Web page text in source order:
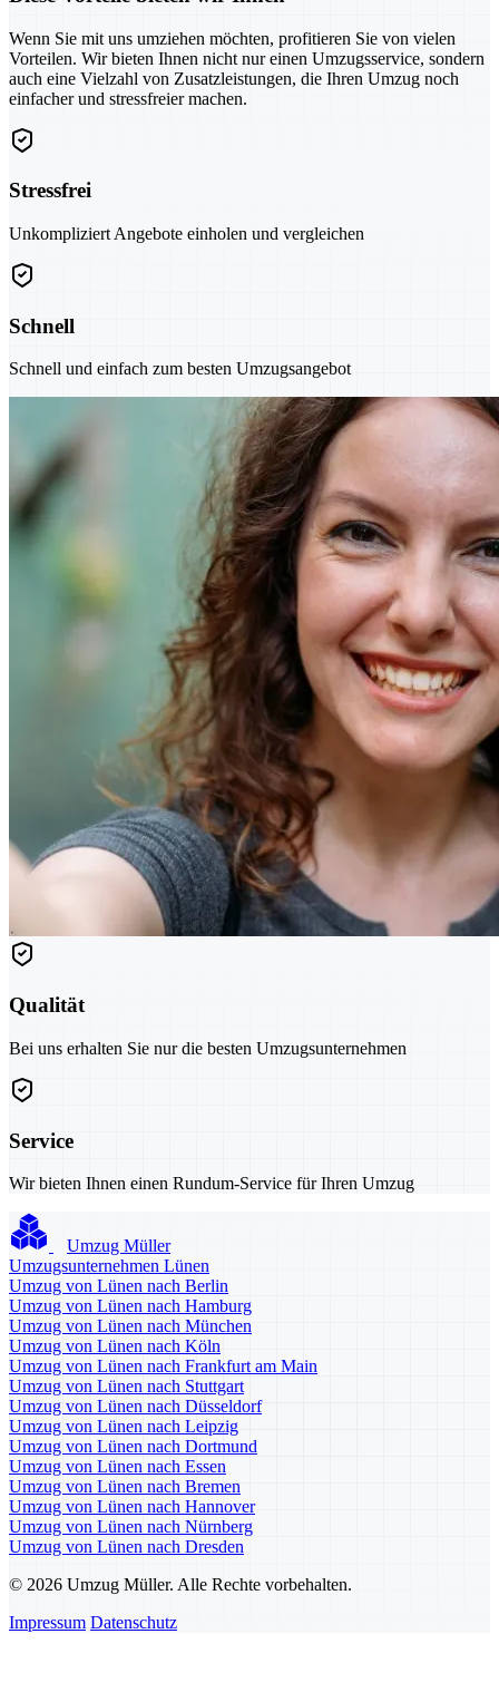
Wenn Sie mit uns umziehen möchten, profitieren Sie von vielen
Vorteilen. Wir bieten Ihnen nicht nur einen Umzugsservice, sondern
auch eine Vielzahl von Zusatzleistungen, die Ihren Umzug noch
einfacher und stressfreier machen.
Stressfrei
Unkompliziert Angebote einholen und vergleichen
Schnell
Schnell und einfach zum besten Umzugsangebot
Qualität
Bei uns erhalten Sie nur die besten Umzugsunternehmen
Service
Wir bieten Ihnen einen Rundum-Service für Ihren Umzug
Umzug Müller
Umzugsunternehmen Lünen
Umzug von Lünen nach Berlin
Umzug von Lünen nach Hamburg
Umzug von Lünen nach München
Umzug von Lünen nach Köln
Umzug von Lünen nach Frankfurt am Main
Umzug von Lünen nach Stuttgart
Umzug von Lünen nach Düsseldorf
Umzug von Lünen nach Leipzig
Umzug von Lünen nach Dortmund
Umzug von Lünen nach Essen
Umzug von Lünen nach Bremen
Umzug von Lünen nach Hannover
Umzug von Lünen nach Nürnberg
Umzug von Lünen nach Dresden
© 2026 Umzug Müller. Alle Rechte vorbehalten.
Impressum Datenschutz